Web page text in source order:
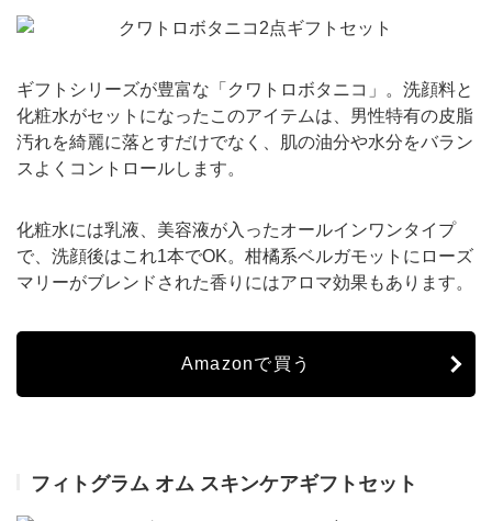
ギフトシリーズが豊富な「クワトロボタニコ」。洗顔料と
化粧水がセットになったこのアイテムは、男性特有の皮脂
汚れを綺麗に落とすだけでなく、肌の油分や水分をバラン
スよくコントロールします。
化粧水には乳液、美容液が入ったオールインワンタイプ
で、洗顔後はこれ1本でOK。柑橘系ベルガモットにローズ
マリーがブレンドされた香りにはアロマ効果もあります。
Amazonで買う
フィトグラム オム スキンケアギフトセット